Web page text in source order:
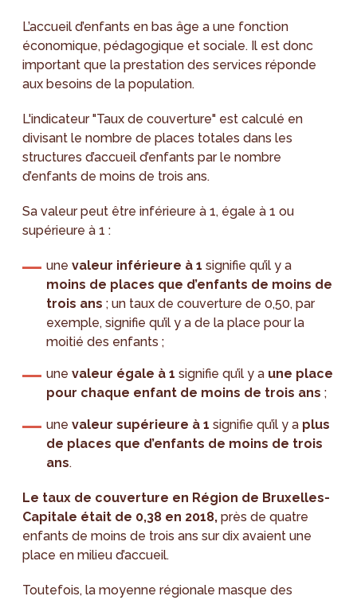
L’accueil d’enfants en bas âge a une fonction
économique, pédagogique et sociale. Il est donc
important que la prestation des services réponde
aux besoins de la population.
L'indicateur "Taux de couverture" est calculé en
divisant le nombre de places totales dans les
structures d’accueil d’enfants par le nombre
d’enfants de moins de trois ans.
Sa valeur peut être inférieure à 1, égale à 1 ou
supérieure à 1 :
unevaleur inférieure à 1 signifie qu’il y a
moins de places que d’enfants de moins de
trois ans ; un taux de couverture de 0,50, par
exemple, signifie qu’il y a de la place pour la
moitié des enfants ;
unevaleur égale à 1 signifie qu’il y a une place
pour chaque enfant de moins de trois ans;
unevaleur supérieure à 1 signifie qu’il y a plus
de places que d’enfants de moins de trois
ans.
Le taux de couverture en Région de Bruxelles-
Capitale était de 0,38 en 2018, près de quatre
enfants de moins de trois ans sur dix avaient une
place en milieu d’accueil.
Toutefois, la moyenne régionale masque des